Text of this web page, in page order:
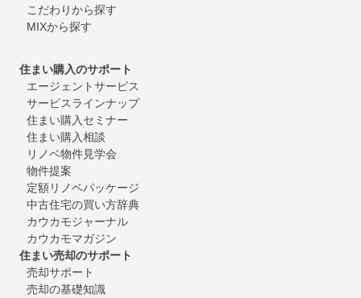
こだわりから探す
MIXから探す
住まい購入のサポート
エージェントサービス
サービスラインナップ
住まい購入セミナー
住まい購入相談
リノベ物件見学会
物件提案
定額リノベパッケージ
中古住宅の買い方辞典
カウカモジャーナル
カウカモマガジン
住まい売却のサポート
売却サポート
売却の基礎知識